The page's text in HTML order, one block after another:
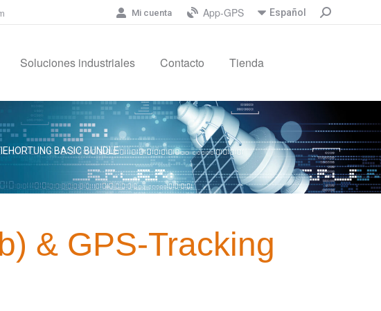
Mi cuenta App-GPS Español
Soluciones industriales Contacto Tienda
BASIC BUNDLE
& GPS-Tracking